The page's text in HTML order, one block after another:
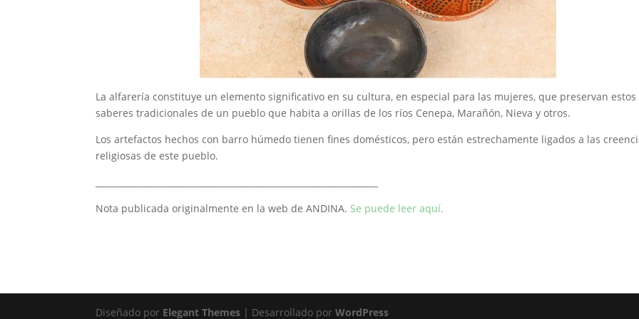
La alfarería constituye un elemento significativo en su cultura, en especial para las mujeres, que preservan estos
saberes tradicionales de un pueblo que habita a orillas de los ríos Cenepa, Marañón, Nieva y otros.
Los artefactos hechos con barro húmedo tienen fines domésticos, pero están estrechamente ligados a las
religiosas de este pueblo.
Nota publicada originalmente en la web de ANDINA. Se puede leer aquí.
Diseñado por Elegant Themes | Desarrollado porWordPress